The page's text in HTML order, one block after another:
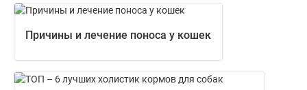
Причины и лечение поноса у кошек